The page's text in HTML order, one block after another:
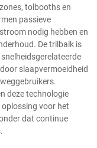
tolbooths en
passieve
nodig hebben en
De trilbalk is
slaapvermoeidheid
deze technologie
voor het
dat continue